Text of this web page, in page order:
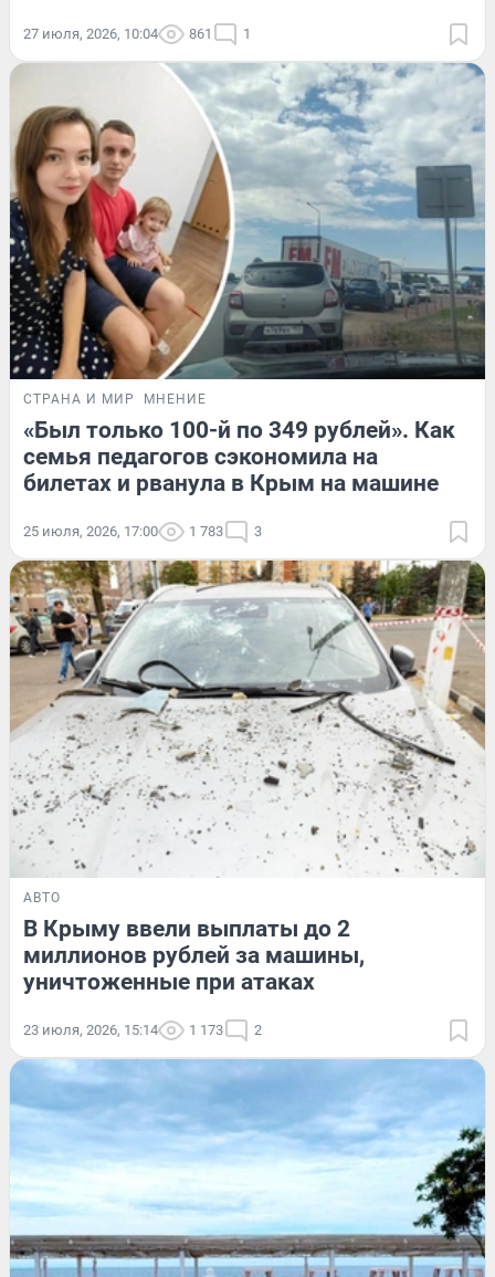
27 июля, 2026, 10:04 861 1
СТРАНА И МИР МНЕНИЕ
«Был только 100-й по 349 рублей». Как
семья педагогов сэкономила на
билетах и рванула в Крым на машине
25 июля, 2026, 17:00 1 783 3
АВТО
В Крыму ввели выплаты до 2
миллионов рублей за машины,
уничтоженные при атаках
23 июля, 2026, 15:14 1 173 2